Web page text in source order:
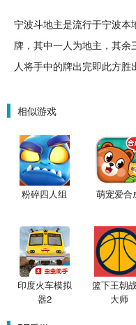
宁波斗地主是流行于宁波本
牌，其中一人为地主，其
人将手中的牌出完即此方胜
相似游戏
粉碎四人组 萌宠爱合
印度火车模拟
器2
篮下王朝
大师